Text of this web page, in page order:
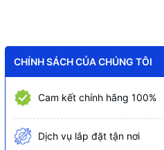
Môi trường sử dụng
Overall
CHÍNH SÁCH CỦA CHÚNG TÔI
Cam kết chính hãng 100%
Dịch vụ lắp đặt tận nơi